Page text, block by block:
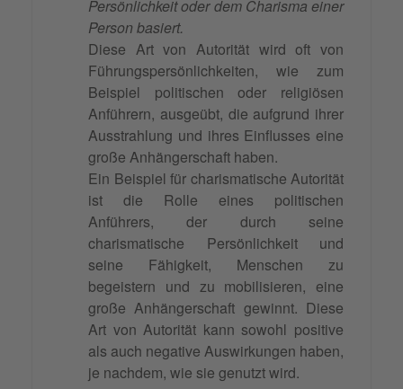
Persönlichkeit oder dem Charisma einer
Person basiert.
Diese Art von Autorität wird oft von
Führungspersönlichkeiten, wie zum
Beispiel politischen oder religiösen
Anführern, ausgeübt, die aufgrund ihrer
Ausstrahlung und ihres Einflusses eine
große Anhängerschaft haben.
Ein Beispiel für charismatische Autorität
ist die Rolle eines politischen
Anführers, der durch seine
charismatische Persönlichkeit und
seine Fähigkeit, Menschen zu
begeistern und zu mobilisieren, eine
große Anhängerschaft gewinnt. Diese
Art von Autorität kann sowohl positive
als auch negative Auswirkungen haben,
je nachdem, wie sie genutzt wird.